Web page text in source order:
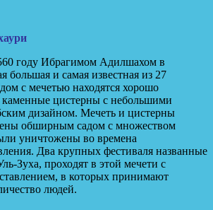
году Ибрагимом Адилшахом в
большая и самая известная из 27
с мечетью находятся хорошо
каменные цистерны с небольшими
дизайном. Мечеть и цистерны
обширным садом с множеством
уничтожены во времена
Два крупных фестиваля названные
Зуха, проходят в этой мечети с
в которых принимают
людей.